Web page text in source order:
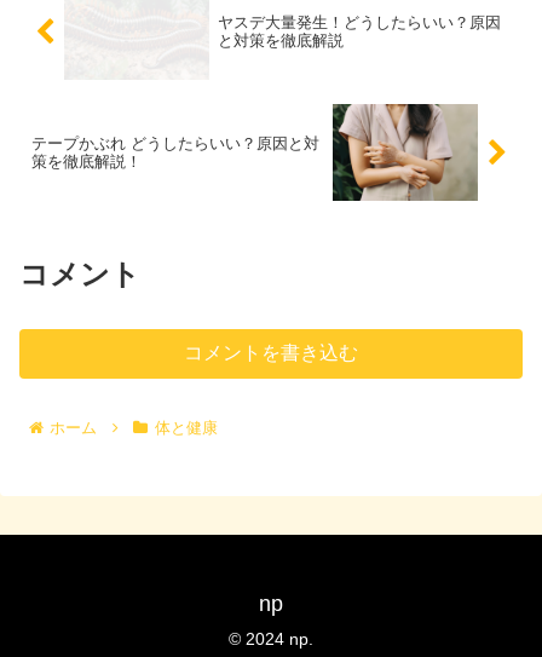
ヤスデ大量発生！どうしたらいい？原因
と対策を徹底解説
テープかぶれ どうしたらいい？原因と対
策を徹底解説！
コメント
コメントを書き込む
ホーム 体と健康
np
© 2024 np.